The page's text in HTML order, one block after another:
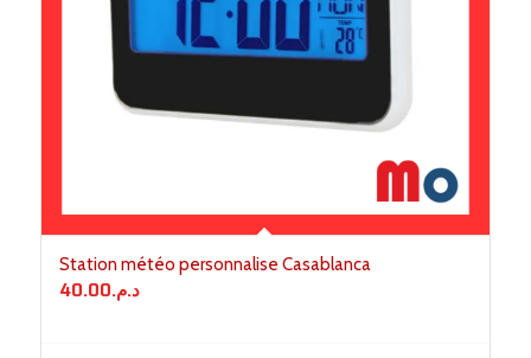
Station météo personnalise Casablanca
د.م.40.00